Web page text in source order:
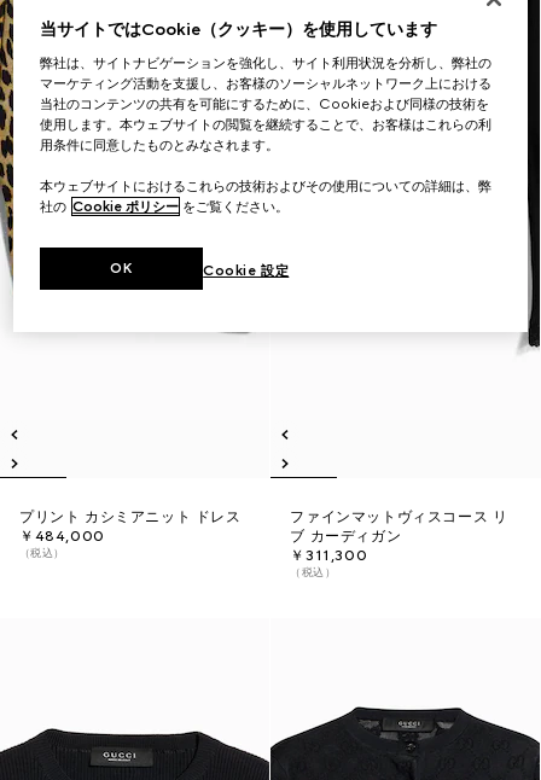
プリント カシミアニット ドレス
￥484,000
（税込）
ファインマットヴィスコース リ
ブ カーディガン
￥311,300
（税込）
当サイトではCookie（クッキー）を使用しています
弊社は、サイトナビゲーションを強化し、サイト利用状況を分析し、弊社の
マーケティング活動を支援し、お客様のソーシャルネットワーク上における
当社のコンテンツの共有を可能にするために、Cookieおよび同様の技術を
使用します。本ウェブサイトの閲覧を継続することで、お客様はこれらの利
用条件に同意したものとみなされます。
本ウェブサイトにおけるこれらの技術およびその使用についての詳細は、弊
社の Cookie ポリシー をご覧ください。
Cookie 設定
OK